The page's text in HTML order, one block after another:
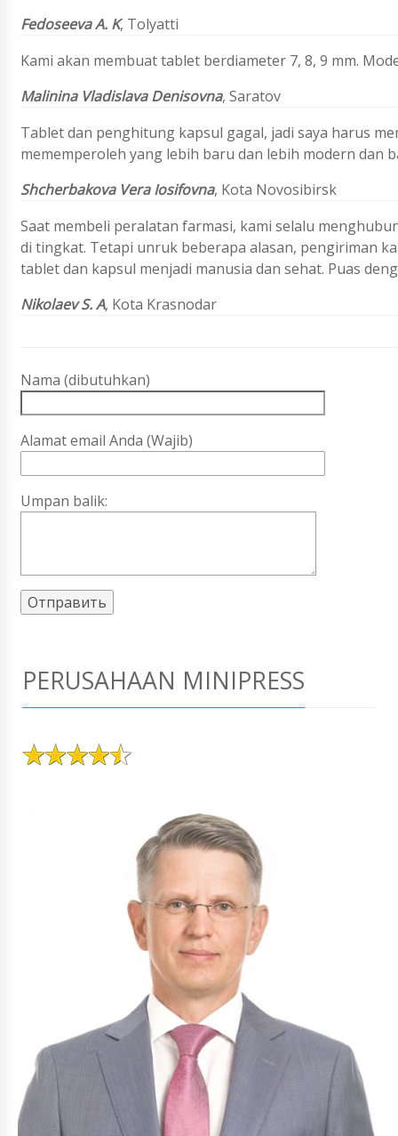
Fedoseeva A. K, Tolyatti
Kami akan membuat tablet berdiameter 7, 8, 9 mm.
Malinina Vladislava Denisovna, Saratov
Tablet dan penghitung kapsul gagal, jadi saya harus
mememperoleh yang lebih baru dan lebih modern dan
Shcherbakova Vera Iosifovna, Kota Novosibirsk
Saat membeli peralatan farmasi, kami selalu
di tingkat. Tetapi unruk beberapa alasan, pengiriman
tablet dan kapsul menjadi manusia dan sehat. Puas
Nikolaev S. A, Kota Krasnodar
Nama (dibutuhkan)
Alamat email Anda (Wajib)
Umpan balik:
PERUSAHAAN MINIPRESS